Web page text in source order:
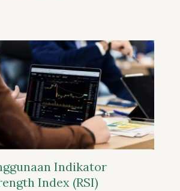
Indikator
Index (RSI)